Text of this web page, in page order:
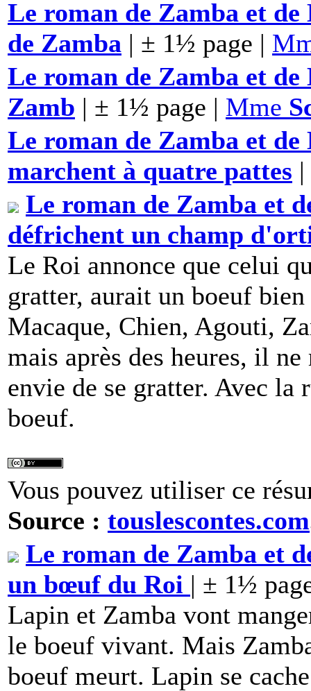
Le roman de Zamba et
de Zamba | ± 1½ page |
Le roman de Zamba et
Zamb | ± 1½ page | Mme
Le roman de Zamba et
marchent à quatre pattes
Le roman de Zamba et
défrichent un champ
Le Roi annonce que celui
gratter, aurait un boeuf
Macaque, Chien, Agouti,
mais après des heures, il
envie de se gratter. Avec la
boeuf.
Vous pouvez utiliser ce
Source : touslescontes.com
Le roman de Zamba et
un bœuf du Roi | ± 1½
Lapin et Zamba vont
le boeuf vivant. Mais
boeuf meurt. Lapin se